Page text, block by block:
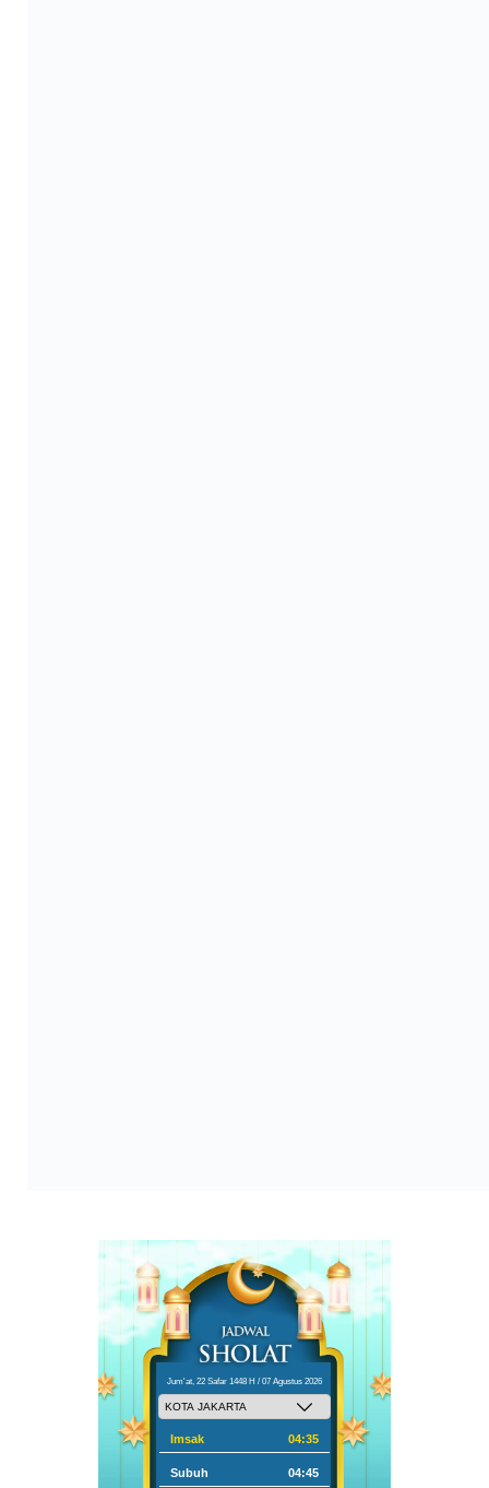
Jum'at, 22 Safar 1448 H / 07 Agustus 2026
Imsak 04:35
Subuh 04:45